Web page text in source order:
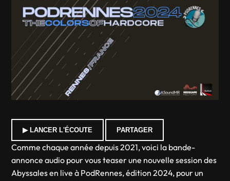
▶ LANCER L'ÉCOUTE PARTAGER
Comme chaque année depuis 2021, voici la bande-
annonce audio pour vous teaser une nouvelle session des
Abyssales en live à PodRennes, édition 2024, pour un